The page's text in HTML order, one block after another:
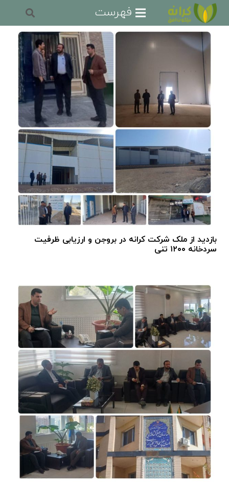
فهرست
بازدید از ملک شرکت کرانه در بروجن و ارزیابی ظرفیت
سردخانه ۱۲۰۰ تنی